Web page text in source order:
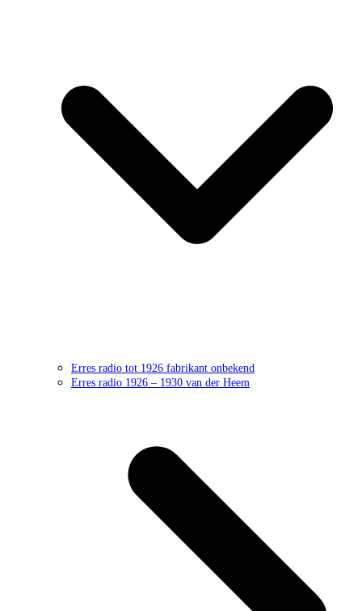
Erres radio tot 1926 fabrikant onbekend
Erres radio 1926 – 1930 van der Heem